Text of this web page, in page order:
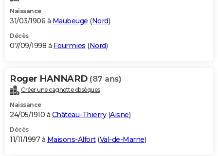
Naissance
31/03/1906 à Maubeuge (Nord)
Décès
07/09/1998 à Fourmies (Nord)
Roger HANNARD (87 ans)
Créer une cagnotte obsèques
Naissance
24/05/1910 à Château-Thierry(Aisne)
Décès
11/11/1997 à Maisons-Alfort(Val-de-Marne)